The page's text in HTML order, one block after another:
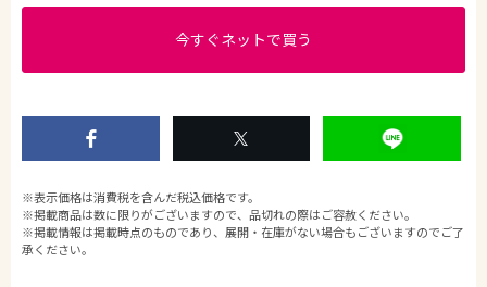
今すぐネットで買う
※表示価格は消費税を含んだ税込価格です。
※掲載商品は数に限りがございますので、品切れの際はご容赦ください。
※掲載情報は掲載時点のものであり、展開・在庫がない場合もございますのでご了
承ください。